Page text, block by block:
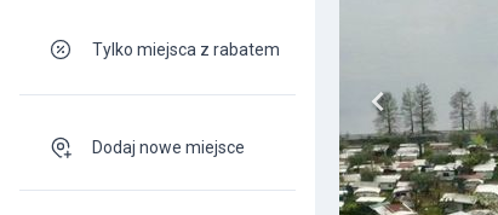
Tylko miejsca z rabatem
Dodaj nowe miejsce